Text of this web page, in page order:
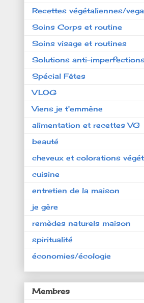
Recettes végétaliennes/
Soins Corps et routine
Soins visage et routines
Solutions anti-imperfections
Spécial Fêtes
VLOG
Viens je t'emmène
alimentation et recettes VG
beauté
cheveux et colorations
cuisine
entretien de la maison
je gère
remèdes naturels maison
spiritualité
économies/écologie
Membres